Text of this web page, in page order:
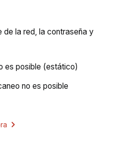
de la red, la contraseña y
es posible (estático)
no es posible